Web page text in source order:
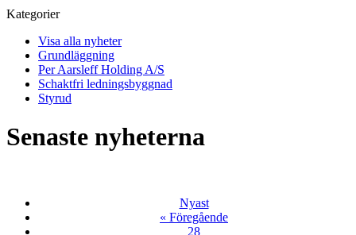
Kategorier
Visa alla nyheter
Grundläggning
Per Aarsleff Holding A/S
Schaktfri ledningsbyggnad
Styrud
Senaste nyheterna
Nyast
« Föregående
28